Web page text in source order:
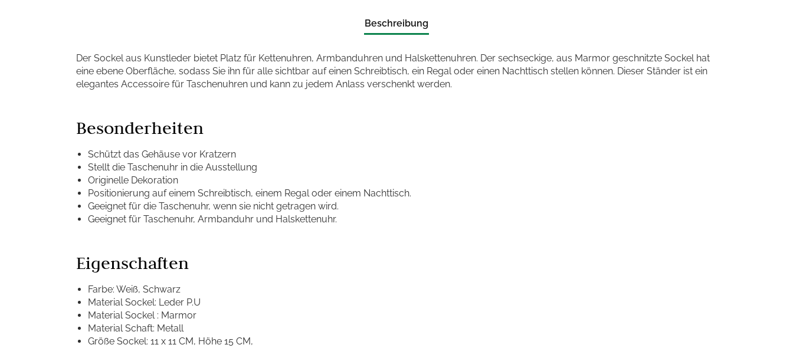
Beschreibung
Der Sockel aus Kunstleder bietet Platz für Kettenuhren, Armbanduhren und Halskettenuhren. Der sechseckige, aus Marmor geschnitzte Sockel hat
eine ebene Oberfläche, sodass Sie ihn für alle sichtbar auf einen Schreibtisch, ein Regal oder einen Nachttisch stellen können. Dieser Ständer ist ein
elegantes Accessoire für Taschenuhren und kann zu jedem Anlass verschenkt werden.
Besonderheiten
Schützt das Gehäuse vor Kratzern
Stellt die Taschenuhr in die Ausstellung
Originelle Dekoration
Positionierung auf einem Schreibtisch, einem Regal oder einem Nachttisch.
Geeignet für die Taschenuhr, wenn sie nicht getragen wird.
Geeignet für Taschenuhr, Armbanduhr und Halskettenuhr.
Eigenschaften
Farbe: Weiß, Schwarz
Material Sockel: Leder P.U
Material Sockel : Marmor
Material Schaft: Metall
Größe Sockel: 11 x 11 CM, Höhe 15 CM,